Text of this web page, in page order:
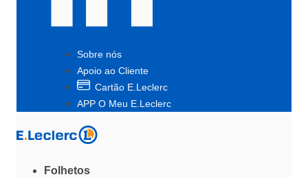
Sobre nós
Apoio ao Cliente
Cartão E.Leclerc
APP O Meu E.Leclerc
Folhetos